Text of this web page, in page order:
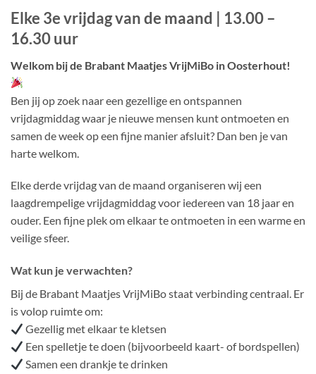
Elke 3e vrijdag van de maand | 13.00 –
16.30 uur
Welkom bij de Brabant Maatjes VrijMiBo in Oosterhout!
Ben jij op zoek naar een gezellige en ontspannen
vrijdagmiddag waar je nieuwe mensen kunt ontmoeten en
samen de week op een fijne manier afsluit? Dan ben je van
harte welkom.
Elke derde vrijdag van de maand organiseren wij een
laagdrempelige vrijdagmiddag voor iedereen van 18 jaar en
ouder. Een fijne plek om elkaar te ontmoeten in een warme en
veilige sfeer.
Wat kun je verwachten?
Bij de Brabant Maatjes VrijMiBo staat verbinding centraal. Er
is volop ruimte om:
Gezellig met elkaar te kletsen
Een spelletje te doen (bijvoorbeeld kaart- of bordspellen)
Samen een drankje te drinken